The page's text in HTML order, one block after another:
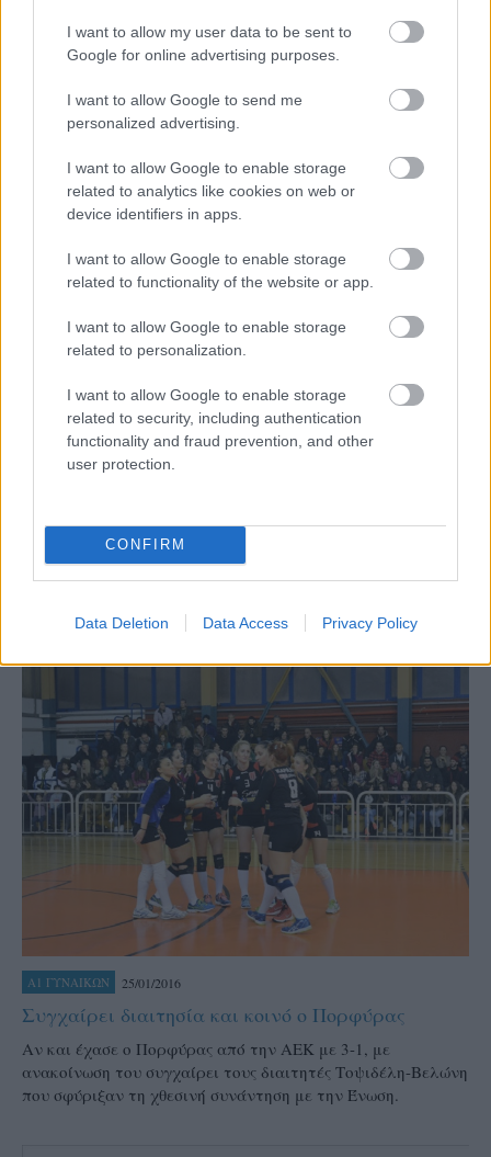
I want to allow my user data to be sent to
Google for online advertising purposes.
I want to allow Google to send me
personalized advertising.
I want to allow Google to enable storage
related to analytics like cookies on web or
device identifiers in apps.
I want to allow Google to enable storage
related to functionality of the website or app.
I want to allow Google to enable storage
related to personalization.
I want to allow Google to enable storage
related to security, including authentication
functionality and fraud prevention, and other
user protection.
CONFIRM
Data Deletion Data Access Privacy Policy
London.
Α1 ΓΥΝΑΙΚΩΝ 29/02/2016
Πορφύρας: «Θα ξανάλθουμε στην Α1»
Tο πικρό ποτήρι του υποβιβασμού ήπιε στην Ηλιούπολη, ο
και έκανε αισθητή την παρουσία της στην κατηγορία με
ήθος, αξιοπρέπεια, ελληνικό ρόστερ και έδειξε σεβασμό στο
άθλημα του βόλεϊ και την φανέλα του, πήρε οριστικά τον
Α1 ΓΥΝΑΙΚΩΝ 25/01/2016
Συγχαίρει διαιτησία και κοινό ο Πορφύρας
Αν και έχασε ο Πορφύρας από την ΑΕΚ με 3-1, με
ανακοίνωση του συγχαίρει τους διαιτητές Τοψιδέλη-Βελώνη
που σφύριξαν τη χθεσινή συνάντηση με την Ένωση.